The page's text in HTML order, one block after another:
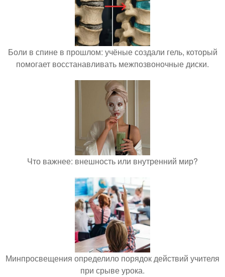
Боли в спине в прошлом: учёные создали гель, который
помогает восстанавливать межпозвоночные диски.
Что важнее: внешность или внутренний мир?
Минпросвещения определило порядок действий учителя
при срыве урока.